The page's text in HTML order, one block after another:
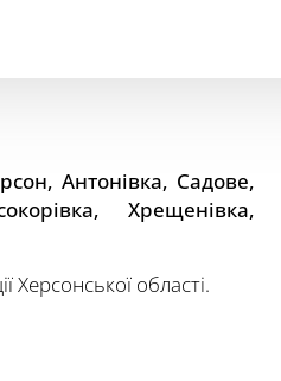
Антонівка, Садове,
Хрещенівка,
Херсонської області.